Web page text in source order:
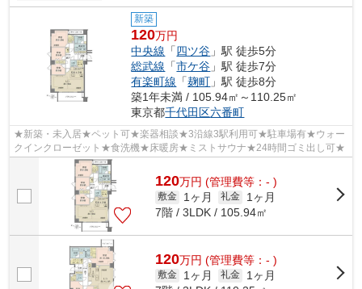
新築
120万円
中央線 「四ツ谷 」駅 徒歩5分
総武線 「市ケ谷 」駅 徒歩7分
有楽町線 「麹町 」駅 徒歩8分
築1年未満 / 105.94㎡～110.25㎡
東京都千代田区六番町
★新築・未入居★ペット可★楽器相談★3沿線3駅利用可★駐車場有★ウォー
クインクローゼット★食洗機★床暖房★ミストサウナ★24時間ゴミ出し可★
120万円 (管理費等：- )
敷金 1ヶ月 礼金
1ヶ月
7階 / 3LDK / 105.94㎡
120万円 (管理費等：- )
敷金 1ヶ月 礼金
1ヶ月